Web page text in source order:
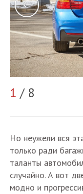
1 / 8
Но неужели вся
только ради
таланты
случайно. А вот
модно и